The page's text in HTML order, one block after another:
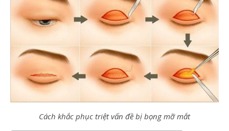
Cách khắc phục triệt vấn đề bị bọng mỡ mắt